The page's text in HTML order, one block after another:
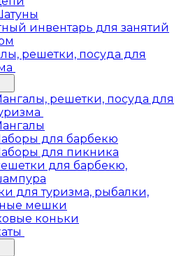
инвентарь для занятий
решетки, посуда для
решетки, посуда для
для барбекю
для пикника
для барбекю,
для туризма, рыбалки,
мешки
коньки